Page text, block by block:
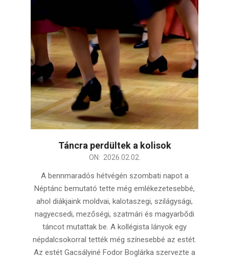
Táncra perdültek a kolisok
ON: 2026.02.02.
A bennmaradós hétvégén szombati napot a
Néptánc bemutató tette még emlékezetesebbé,
ahol diákjaink moldvai, kalotaszegi, szilágysági,
nagyecsedi, mezőségi, szatmári és magyarbődi
táncot mutattak be. A kollégista lányok egy
népdalcsokorral tették még színesebbé az estét.
Az estét Gacsályiné Fodor Boglárka szervezte a